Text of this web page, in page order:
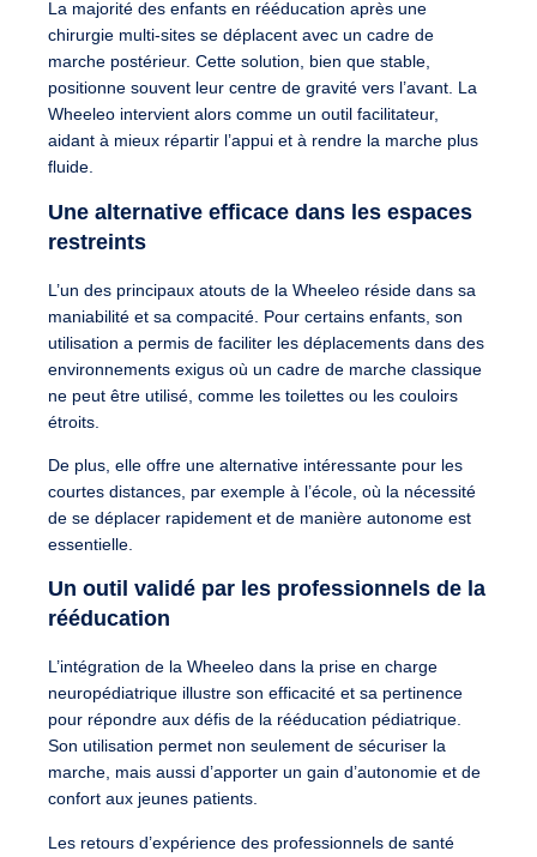
La majorité des enfants en rééducation après une
chirurgie multi-sites se déplacent avec un cadre de
marche postérieur. Cette solution, bien que stable,
positionne souvent leur centre de gravité vers l’avant. La
Wheeleo intervient alors comme un outil facilitateur,
aidant à mieux répartir l’appui et à rendre la marche plus
fluide.
Une alternative efficace dans les espaces
restreints
L’un des principaux atouts de la Wheeleo réside dans sa
maniabilité et sa compacité. Pour certains enfants, son
utilisation a permis de faciliter les déplacements dans des
environnements exigus où un cadre de marche classique
ne peut être utilisé, comme les toilettes ou les couloirs
étroits.
De plus, elle offre une alternative intéressante pour les
courtes distances, par exemple à l’école, où la nécessité
de se déplacer rapidement et de manière autonome est
essentielle.
Un outil validé par les professionnels de la
rééducation
L’intégration de la Wheeleo dans la prise en charge
neuropédiatrique illustre son efficacité et sa pertinence
pour répondre aux défis de la rééducation pédiatrique.
Son utilisation permet non seulement de sécuriser la
marche, mais aussi d’apporter un gain d’autonomie et de
confort aux jeunes patients.
Les retours d’expérience des professionnels de santé